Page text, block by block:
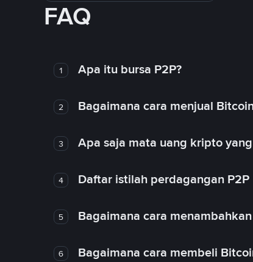
FAQ
1 Apa itu bursa P2P?
2 Bagaimana cara menjual
3 Apa saja mata uang kripto
4 Daftar istilah perdagangan P2P
5 Bagaimana cara
6 Bagaimana cara membeli